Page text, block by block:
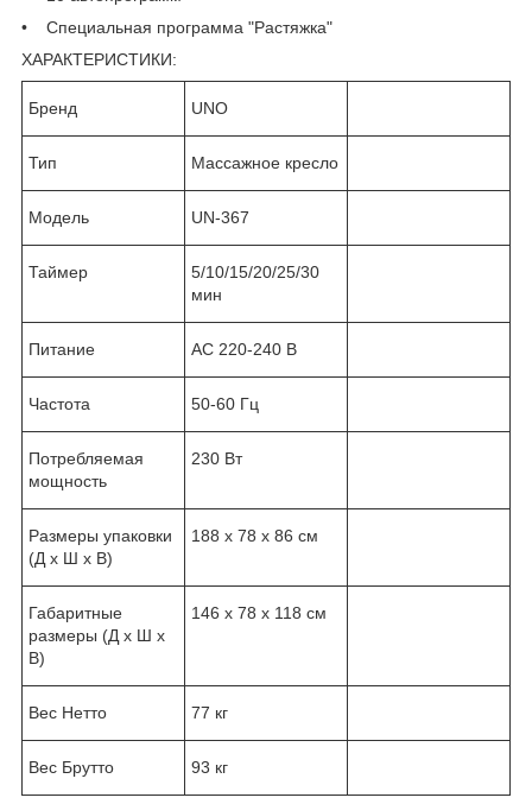
• Специальная программа "Растяжка"
ХАРАКТЕРИСТИКИ:
Бренд UNO
Тип Массажное кресло
Модель UN-367
Таймер
5/10/15/20/25/30
мин
Питание АС 220-240 В
Частота 50-60 Гц
Потребляемая
мощность
230 Вт
Размеры упаковки
(Д х Ш х В)
188 х 78 х 86 см
Габаритные
размеры (Д х Ш х
В)
146 х 78 х 118 см
Вес Нетто 77 кг
Вес Брутто 93 кг